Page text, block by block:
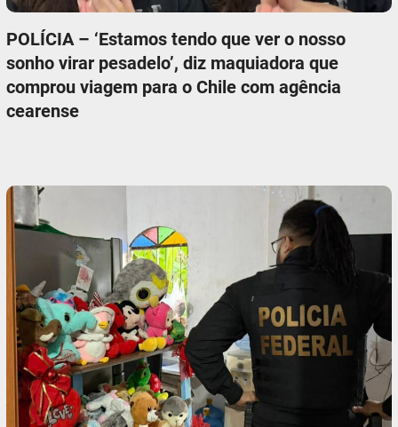
POLÍCIA – ‘Estamos tendo que ver o nosso
sonho virar pesadelo’, diz maquiadora que
comprou viagem para o Chile com agência
cearense